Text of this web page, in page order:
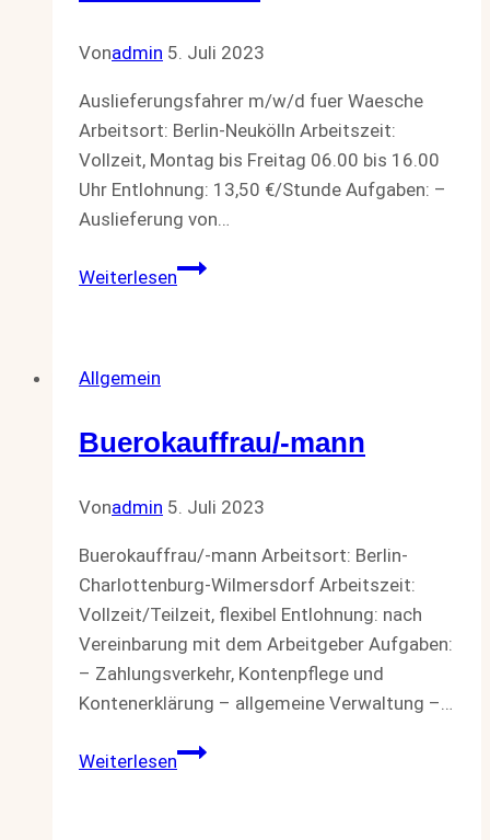
Vonadmin 5. Juli 2023
Auslieferungsfahrer m/w/d fuer Waesche
Arbeitsort: Berlin-Neukölln Arbeitszeit:
Vollzeit, Montag bis Freitag 06.00 bis 16.00
Uhr Entlohnung: 13,50 €/Stunde Aufgaben: –
Auslieferung von…
WeiterlesenAuslieferungsfahrer
Allgemein
Buerokauffrau/-mann
Vonadmin 5. Juli 2023
Buerokauffrau/-mann Arbeitsort: Berlin-
Charlottenburg-Wilmersdorf Arbeitszeit:
Vollzeit/Teilzeit, flexibel Entlohnung: nach
Vereinbarung mit dem Arbeitgeber Aufgaben:
– Zahlungsverkehr, Kontenpflege und
Kontenerklärung – allgemeine Verwaltung –…
WeiterlesenBuerokauffrau/-